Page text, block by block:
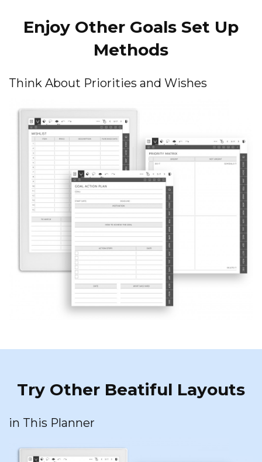
Enjoy Other Goals Set Up
Methods
Think About Priorities and Wishes
Try Other Beatiful Layouts
in This Planner